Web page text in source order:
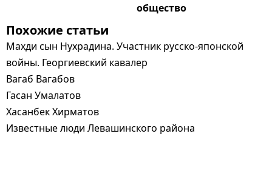
общество
Похожие статьи
Махди сын Нухрадина. Участник русско-японской
войны. Георгиевский кавалер
Вагаб Вагабов
Гасан Умалатов
Хасанбек Хирматов
Известные люди Левашинского района